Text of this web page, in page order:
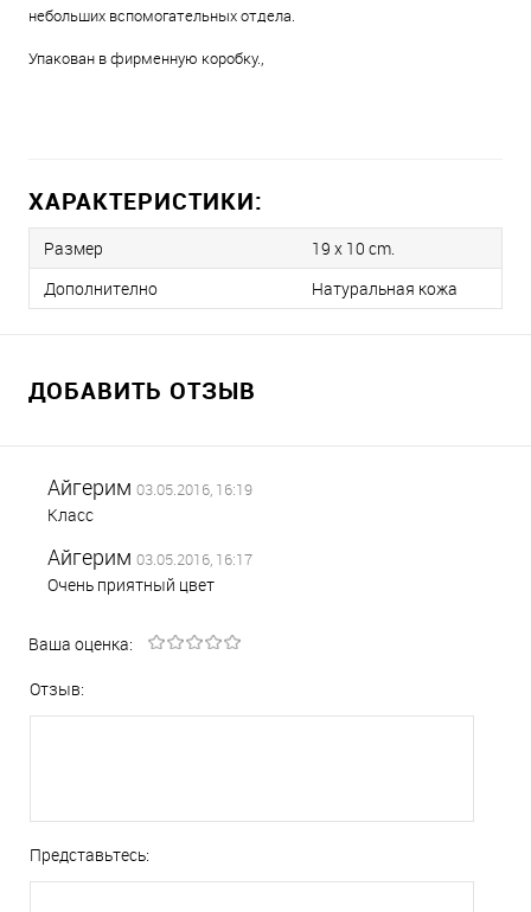
небольших вспомогательных отдела.
Упакован в фирменную коробку.,
ХАРАКТЕРИСТИКИ:
Размер
19 x 10 cm.
Дополнително
Натуральная кожа
ДОБАВИТЬ ОТЗЫВ
Айгерим 03.05.2016, 16:19
Класс
Айгерим 03.05.2016, 16:17
Очень приятный цвет
Ваша оценка:
Отзыв:
Представьтесь: